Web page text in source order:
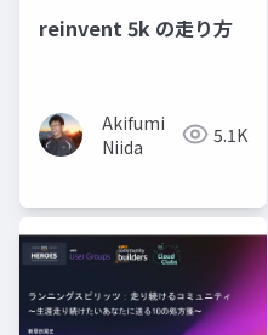
reinvent 5k の走り方
Akifumi
Niida
5.1K